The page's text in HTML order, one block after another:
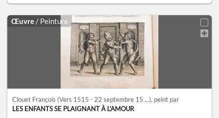
Œuvre / Peinture
Clouet François (Vers 1515 - 22 septembre 15 ...), peint par
LES ENFANTS SE PLAIGNANT À L'AMOUR